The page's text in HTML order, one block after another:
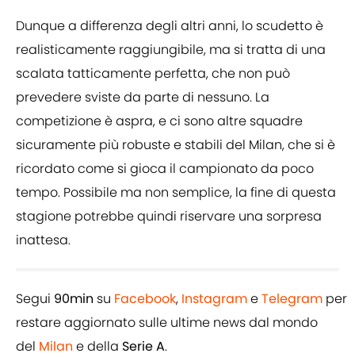
Dunque a differenza degli altri anni, lo scudetto è
realisticamente raggiungibile, ma si tratta di una
scalata tatticamente perfetta, che non può
prevedere sviste da parte di nessuno. La
competizione è aspra, e ci sono altre squadre
sicuramente più robuste e stabili del Milan, che si è
ricordato come si gioca il campionato da poco
tempo. Possibile ma non semplice, la fine di questa
stagione potrebbe quindi riservare una sorpresa
inattesa.
Segui 90min su Facebook, InstagrameTelegram per
restare aggiornato sulle ultime news dal mondo
del Milan e della Serie A.